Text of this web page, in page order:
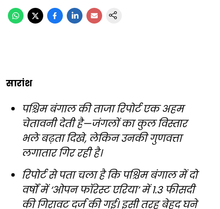
सारांश
पश्चिम बंगाल की ताजा रिपोर्ट एक अहम
चेतावनी देती है—जंगलों का कुल विस्तार
भले बढ़ता दिखे, लेकिन उनकी गुणवत्ता
लगातार गिर रही है।
रिपोर्ट से पता चला है कि पश्चिम बंगाल में दो
वर्षों में ‘ओपन फॉरेस्ट एरिया’ में 1.3 फीसदी
की गिरावट दर्ज की गई। इसी तरह बेहद घने